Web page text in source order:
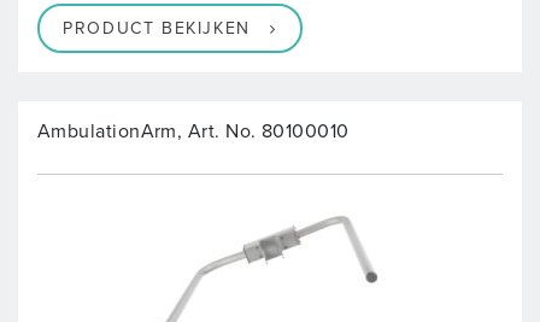
PRODUCT BEKIJKEN
AmbulationArm, Art. No. 80100010